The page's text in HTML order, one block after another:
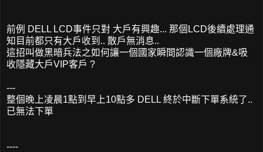
前例 DELL LCD事件只對 大戶有興趣... 那個LCD後續處理通
知目前都只有大戶收到.. 散戶無消息..
這招叫做黑暗兵法之如何讓一個國家瞬間認識一個廠牌&吸
收隱藏大戶VIP客戶 ?
---
整個晚上凌晨1點到早上10點多 DELL 終於中斷下單系統了..
已無法下單
----